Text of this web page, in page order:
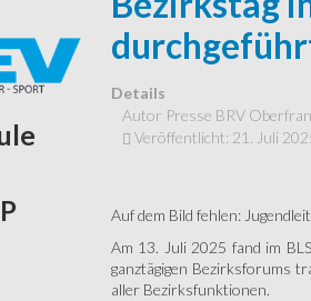
Details
Autor Presse BRV
Veröffentlicht: 21. Juli
Auf dem Bild fehlen:
Am 13. Juli 2025 fand im
ganztägigen Bezirksforums
aller Bezirksfunktionen.